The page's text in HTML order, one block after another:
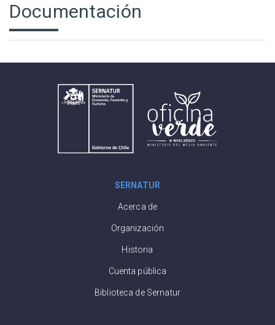
Documentación
SERNATUR
Acerca de
Organización
Historia
Cuenta pública
Biblioteca de Sernatur